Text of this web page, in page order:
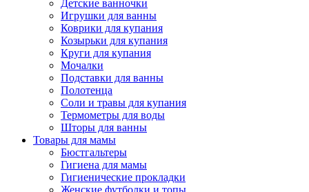
Детские ванночки
Игрушки для ванны
Коврики для купания
Козырьки для купания
Круги для купания
Мочалки
Подставки для ванны
Полотенца
Соли и травы для купания
Термометры для воды
Шторы для ванны
Товары для мамы
Бюстгальтеры
Гигиена для мамы
Гигиенические прокладки
Женские футболки и топы